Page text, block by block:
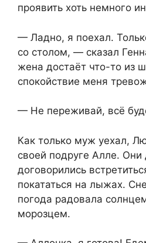
проявить хоть немного
— Ладно, я поехал.
со столом, — сказал
жена достаёт что-то из
спокойствие меня
— Не переживай, всё
Как только муж уехал,
своей подруге Алле. Они
договорились
покататься на лыжах.
погода радовала
морозцем.